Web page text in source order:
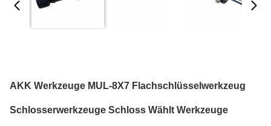
AKK Werkzeuge MUL-8X7 Flachschlüsselwerkzeug
Schlosserwerkzeuge Schloss Wählt Werkzeuge